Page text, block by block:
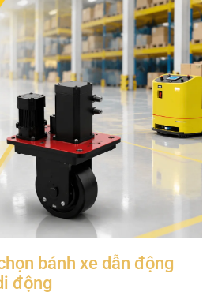
bánh xe dẫn động
động